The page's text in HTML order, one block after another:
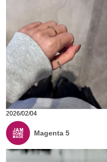
2026/02/04
Magenta 5